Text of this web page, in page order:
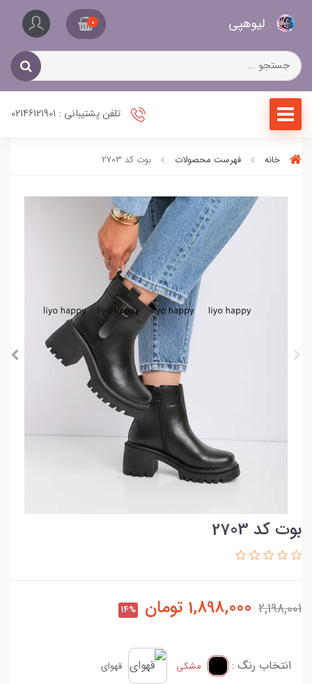
لیو‌هپی 0
تلفن پشتیبانی : 02146121901
خانه فهرست محصولات بوت کد 2703
بوت کد 2703
2,198,001
1,898,000 تومان 14%
انتخاب رنگ : مشکی قهوای